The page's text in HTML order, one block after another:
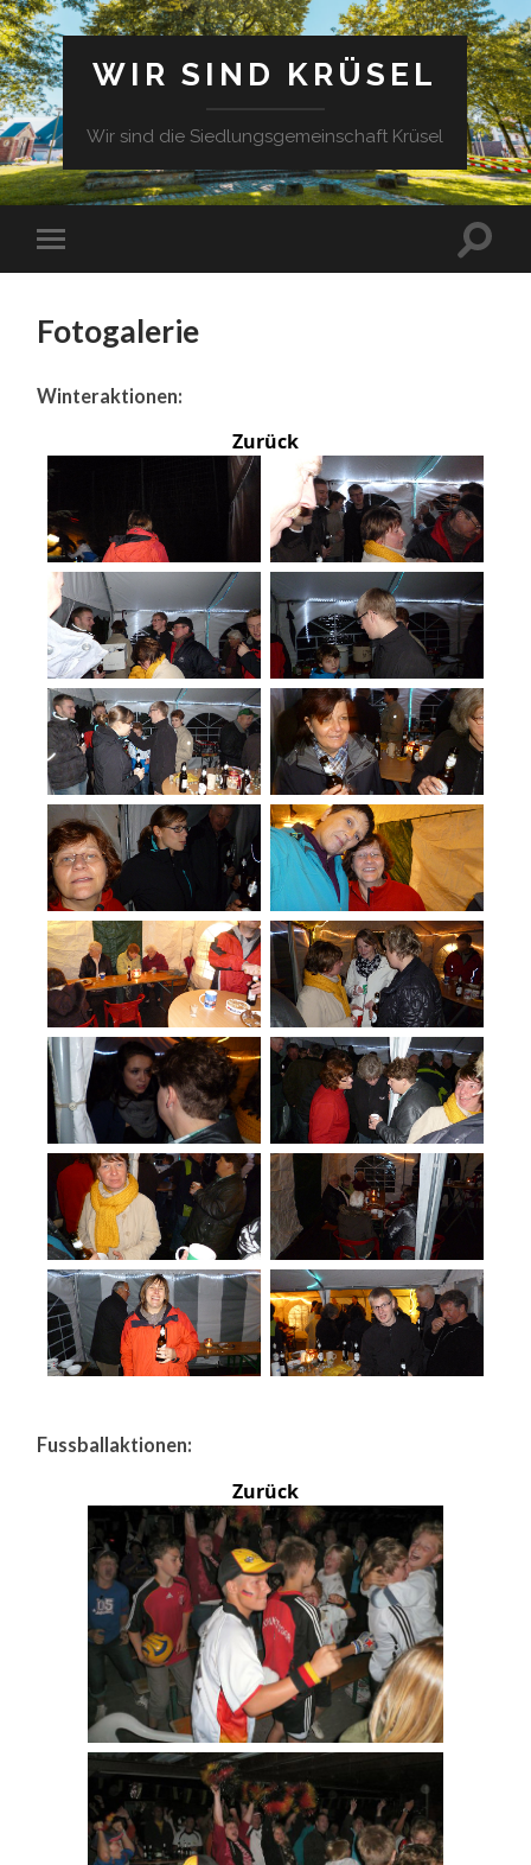
WIR SIND KRÜSEL
Wir sind die Siedlungsgemeinschaft Krüsel
Fotogalerie
Winteraktionen:
Zurück
Fussballaktionen:
Zurück